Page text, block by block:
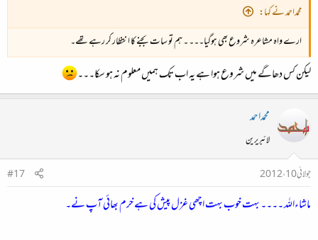
محمداحمد نے کہا:
ارے واہ مشاعرہ شروع بھی ہوگیا۔۔۔ ۔ ہم تو سات بجنے کا انتظار کر رہے تھے۔
لیکن کس دھاگے میں شروع ہوا ہے یہ اب تک ہمیں معلوم نہ ہو سکا۔۔۔
محمداحمد
لائبریرین
جولائی 10، 2012
#17
ماشاءاللہ ۔۔۔۔ بہت خوب بہت اچھی غزل پیش کی ہے خرم بھائی آپ نے۔